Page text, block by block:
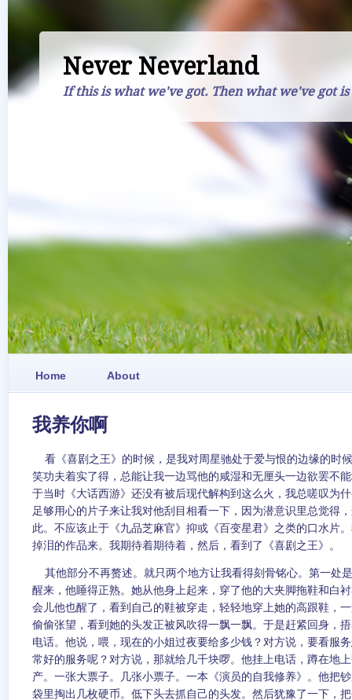
Never Neverland
If this is what we've got. Then what we've got is
Home About
我养你啊
看《喜剧之王》的时候，是我对周星驰处于爱与恨的边缘的时
笑功夫着实了得，总能让我一边骂他的咸湿和无厘头一边欲罢不
于当时《大话西游》还没有被后现代解构到这么火，我总嗟叹为
足够用心的片子来让我对他刮目相看一下，因为潜意识里总觉得
此。不应该止于《九品芝麻官》抑或《百变星君》之类的口水片
掉泪的作品来。我期待着期待着，然后，看到了《喜剧之王》。
其他部分不再赘述。就只两个地方让我看得刻骨铭心。第一处
醒来，他睡得正熟。她从他身上起来，穿了他的大夹脚拖鞋和白
会儿他也醒了，看到自己的鞋被穿走，轻轻地穿上她的高跟鞋，
偷偷张望，看到她的头发正被风吹得一飘一飘。于是赶紧回身，
电话。他说，喂，现在的小姐过夜要给多少钱？对方说，要看服
常好的服务呢？对方说，那就给几千块啰。他挂上电话，蹲在地
产。一张大票子。几张小票子。一本《演员的自我修养》。他把
袋里掏出几枚硬币。低下头去抓自己的头发。然后犹豫了一下，